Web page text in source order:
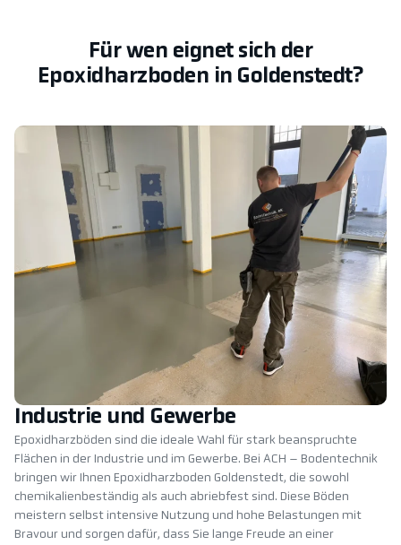
Für wen eignet sich der
Epoxidharzboden in Goldenstedt?
Industrie und Gewerbe
Epoxidharzböden sind die ideale Wahl für stark beanspruchte
Flächen in der Industrie und im Gewerbe. Bei ACH – Bodentechnik
bringen wir Ihnen Epoxidharzboden Goldenstedt, die sowohl
chemikalienbeständig als auch abriebfest sind. Diese Böden
meistern selbst intensive Nutzung und hohe Belastungen mit
Bravour und sorgen dafür, dass Sie lange Freude an einer